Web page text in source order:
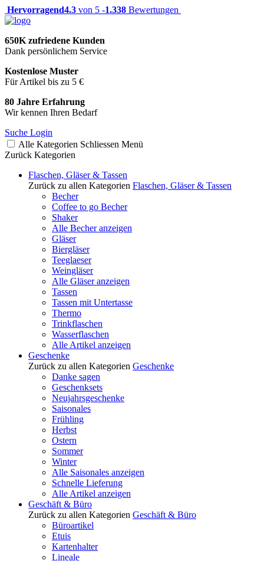
Hervorragend4.3 von 5 -1.338 Bewertungen
650K zufriedene Kunden
Dank persönlichem Service
Kostenlose Muster
Für Artikel bis zu 5 €
80 Jahre Erfahrung
Wir kennen Ihren Bedarf
Suche Login
Alle Kategorien Schliessen Menü
Zurück Kategorien
Flaschen, Gläser & Tassen
Zurück zu allen Kategorien Flaschen, Gläser & Tassen
Becher
Coffee to go Becher
Shaker
Alle Becher anzeigen
Gläser
Biergläser
Teeglaeser
Weingläser
Alle Gläser anzeigen
Tassen
Tassen mit Untertasse
Thermo
Trinkflaschen
Wasserflaschen
Alle Artikel anzeigen
Geschenke
Zurück zu allen Kategorien Geschenke
Danke sagen
Geschenksets
Neujahrsgeschenke
Saisonales
Frühling
Herbst
Ostern
Sommer
Winter
Alle Saisonales anzeigen
Schnelle Lieferung
Alle Artikel anzeigen
Geschäft & Büro
Zurück zu allen Kategorien Geschäft & Büro
Büroartikel
Etuis
Kartenhalter
Lineale